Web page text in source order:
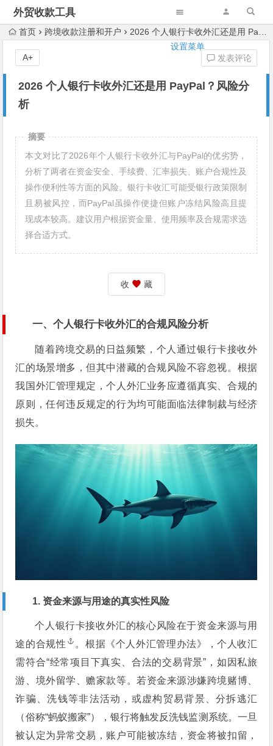
外贸收款工具
设置菜单
首页 跨境收款注册和开户 2026 个人银行卡收外汇还是用 PayPal？风险分析
2026 个人银行卡收外汇还是用 PayPal？风险分
析
发表评论
A+
摘要
本文对比了2026年个人银行卡收外汇与PayPal的优劣势，
分析了两者在资金安全、手续费、汇率损失、账户合规性及
操作便利性等方面的风险。银行卡收汇可能受银行政策限制
且易被风控，而PayPal虽操作便捷但账户冻结风险高且提
现成本较高。建议用户根据资金量、使用频率及合规需求选
择合适方式。
收 藏
一、个人银行卡收外汇的合规风险分析
随着跨境交易的日益频繁，个人通过银行卡接收外
汇的场景增多，但其中潜藏的合规风险不容忽视。根据
我国外汇管理规定，个人外汇业务应遵循真实、合规的
原则，任何违反规定的行为均可能面临法律制裁与经济
损失。
1. 资金来源与用途的真实性风险
个人银行卡接收外汇的核心风险在于资金来源与用
途的合规性
。根据《个人外汇管理办法》，个人收汇
需符合“经常项目下真实、合法的交易背景”，如因私旅
游、境外留学、赡家款等。若资金来源涉嫌跨境赌博、
诈骗、洗钱等非法活动，或虚构贸易背景、分拆逃汇
（俗称“蚂蚁搬家”），银行将触发反洗钱监测系统。一旦
被认定为异常交易，账户可能被冻结，资金将被扣留，